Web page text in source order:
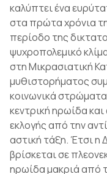
καλύπτει ένα
στα πρώτα χρόνια
περίοδο της
ψυχροπολεμικό
στη Μικρασιατική
μυθιστορήματος
κοινωνικά
κεντρική ηρωίδα
εκλογής από την
αστική τάξη. Έτσι η
βρίσκεται σε
ηρωίδα μακριά από